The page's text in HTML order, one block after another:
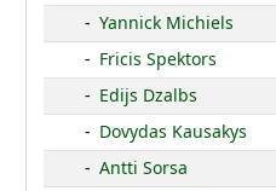
- Yannick Michiels
- Fricis Spektors
- Edijs Dzalbs
- Dovydas Kausakys
- Antti Sorsa